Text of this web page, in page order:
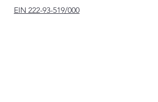
EIN 222-93-519/000